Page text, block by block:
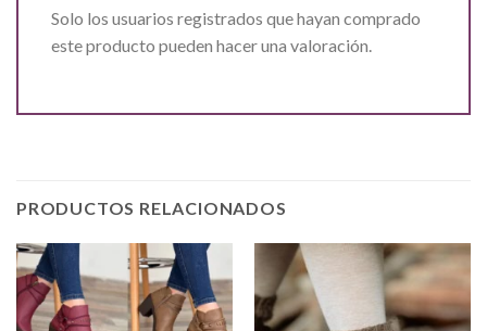
Solo los usuarios registrados que hayan comprado
este producto pueden hacer una valoración.
PRODUCTOS RELACIONADOS